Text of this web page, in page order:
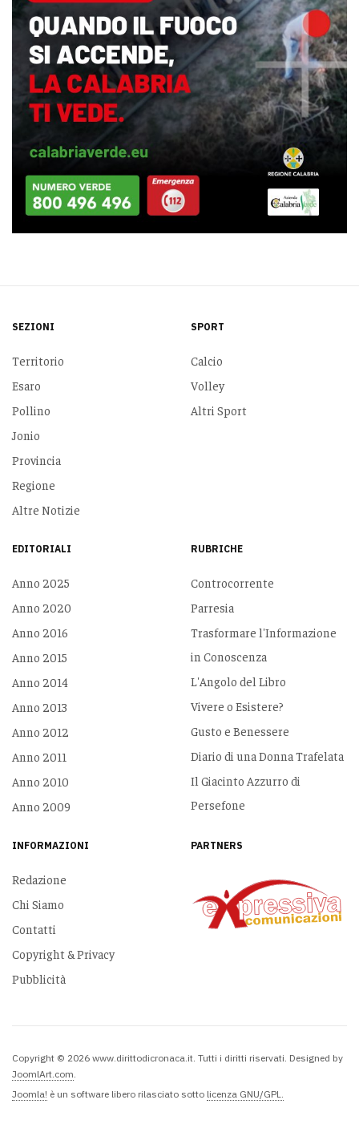
SEZIONI
Territorio
Esaro
Pollino
Jonio
Provincia
Regione
Altre Notizie
SPORT
Calcio
Volley
Altri Sport
EDITORIALI
Anno 2025
Anno 2020
Anno 2016
Anno 2015
Anno 2014
Anno 2013
Anno 2012
Anno 2011
Anno 2010
Anno 2009
RUBRICHE
Controcorrente
Parresia
Trasformare l'Informazione
in Conoscenza
L'Angolo del Libro
Vivere o Esistere?
Gusto e Benessere
Diario di una Donna Trafelata
Il Giacinto Azzurro di
Persefone
INFORMAZIONI
Redazione
Chi Siamo
Contatti
Copyright & Privacy
Pubblicità
PARTNERS
Copyright © 2026 www.dirittodicronaca.it. Tutti i diritti riservati. Designed by
JoomlArt.com.
Joomla! è un software libero rilasciato sotto licenza GNU/GPL.